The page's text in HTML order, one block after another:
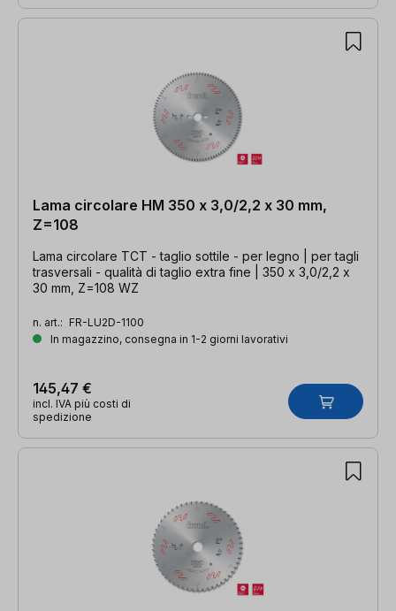
Lama circolare HM 350 x 3,0/2,2 x 30 mm,
Z=108
Lama circolare TCT - taglio sottile - per legno | per tagli
trasversali - qualità di taglio extra fine | 350 x 3,0/2,2 x
30 mm, Z=108 WZ
n. art.: FR-LU2D-1100
In magazzino, consegna in 1-2 giorni lavorativi
145,47 €
incl. IVA più costi di
spedizione